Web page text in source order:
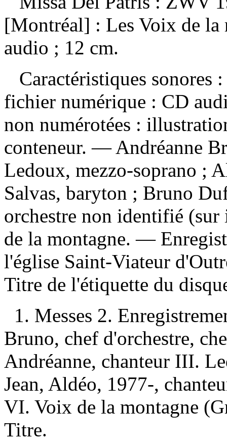
[Montréal] : Les Voix de
audio ; 12 cm.
Caractéristiques sonores
fichier numérique : CD
non numérotées :
conteneur. — Andréanne
Ledoux, mezzo-soprano ;
Salvas, baryton ; Bruno
orchestre non identifié
de la montagne. —
l'église Saint-Viateur
Titre de l'étiquette du
1. Messes 2.
Bruno, chef d'orchestre,
Andréanne, chanteur III.
Jean, Aldéo, 1977-,
VI. Voix de la montagne
Titre.